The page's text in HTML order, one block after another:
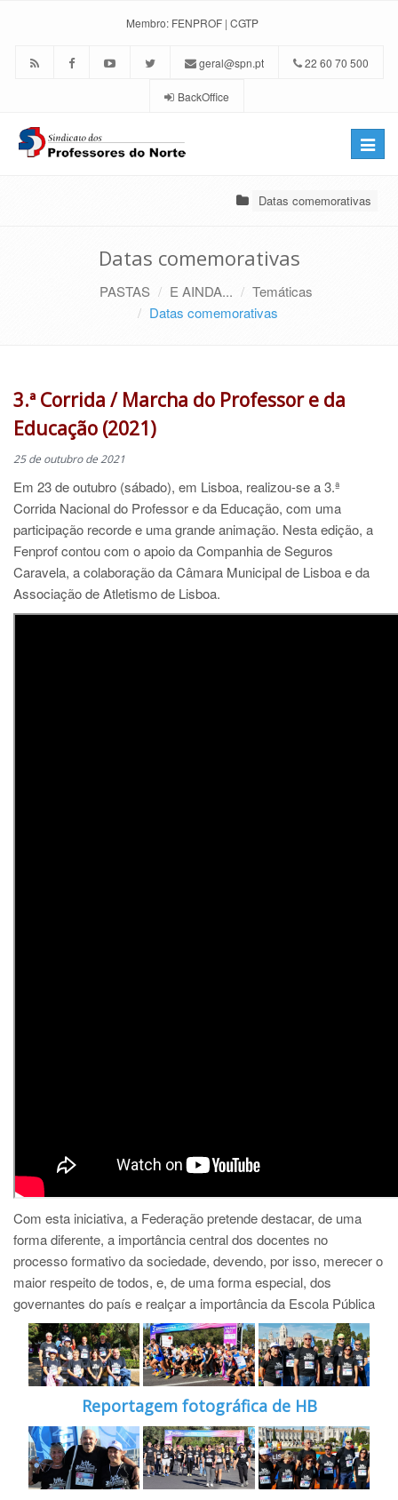
Membro: FENPROF | CGTP
geral@spn.pt 22 60 70 500
BackOffice
Toggle
Datas comemorativas
Datas comemorativas
PASTAS E AINDA...
Temáticas
Datas comemorativas
3.ª Corrida / Marcha do Professor e da
Educação (2021)
25 de outubro de 2021
Em 23 de outubro (sábado), em Lisboa, realizou-se a 3.ª
Corrida Nacional do Professor e da Educação, com uma
participação recorde e uma grande animação. Nesta edição, a
Fenprof contou com o apoio da Companhia de Seguros
Caravela, a colaboração da Câmara Municipal de Lisboa e da
Associação de Atletismo de Lisboa.
Com esta iniciativa, a Federação pretende destacar, de uma
forma diferente, a importância central dos docentes no
processo formativo da sociedade, devendo, por isso, merecer o
maior respeito de todos, e, de uma forma especial, dos
governantes do país e realçar a importância da Escola Pública
Reportagem fotográfica de HB